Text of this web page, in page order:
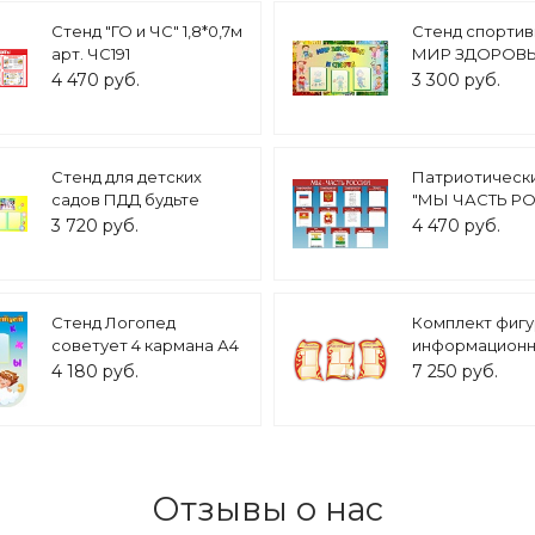
Стенд "ГО и ЧС" 1,8*0,7м
арт. ЧС191
4 470 руб.
Стенд
МИР
СПОРТА
3 300 руб.
Стенд для детских
садов ПДД будьте
внимательны на
3 720 руб.
"МЫ ЧАСТЬ
0,9*1,25м. 3
4 470 руб.
Стенд Логопед
советует 4 кармана А4
1*1м арт.ЛГ709
4 180 руб.
Комплект
стендов
7 250 руб.
Отзывы о нас